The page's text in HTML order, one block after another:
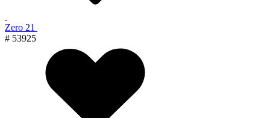
Zero 21
# 53925